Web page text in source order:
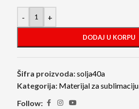
- +
DODAJ U KORPU
Šifra proizvoda:solja40a
Kategorija: Materijal za sublimaciju
Follow: